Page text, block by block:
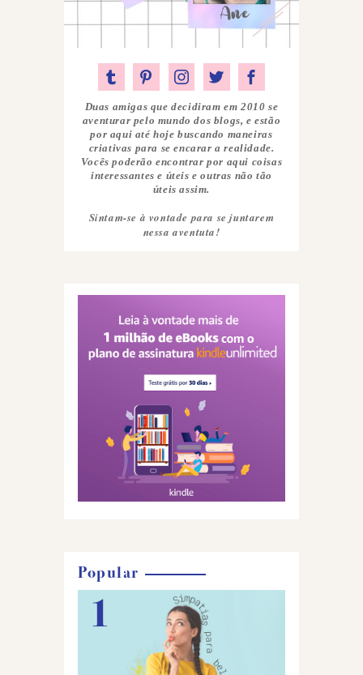
Duas amigas que decidiram em 2010 se
aventurar pelo mundo dos blogs, e estão
por aqui até hoje buscando maneiras
criativas para se encarar a realidade.
Vocês poderão encontrar por aqui coisas
interessantes e úteis e outras não tão
úteis assim.
Sintam-se à vontade para se juntarem
nessa aventuta!
Popular